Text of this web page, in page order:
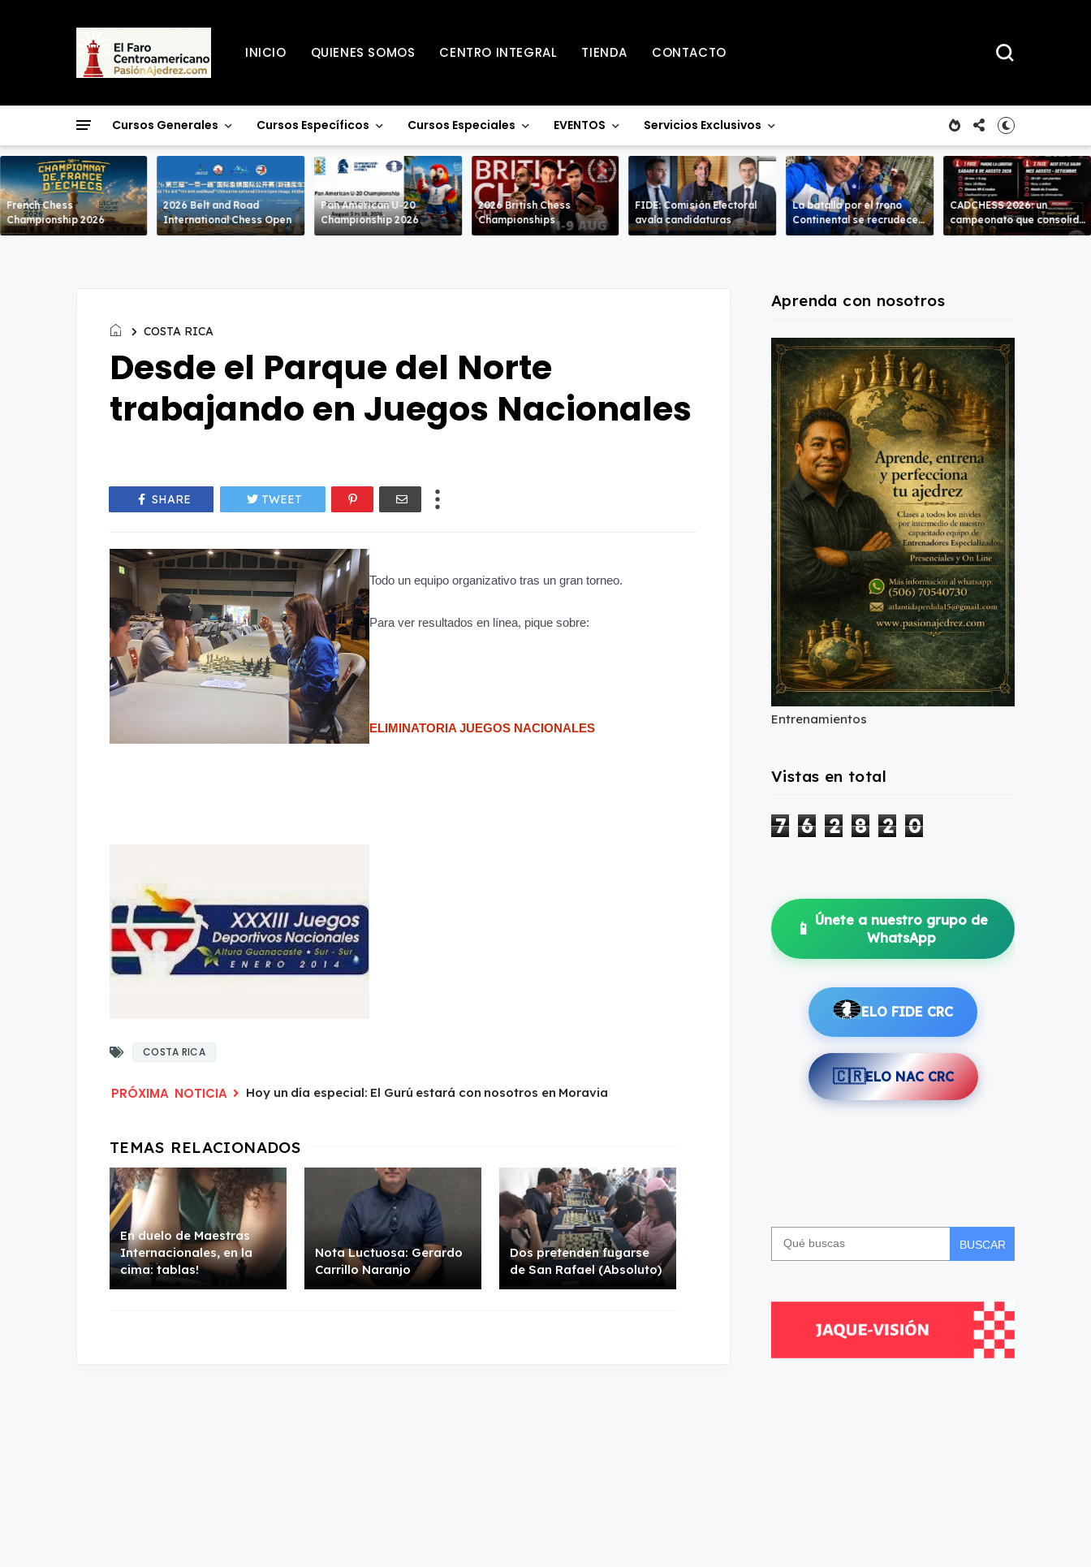
INICIO QUIENES SOMOS CENTRO INTEGRAL TIENDA CONTACTO
Cursos Generales Cursos Específicos Cursos Especiales EVENTOS Servicios Exclusivos
French Chess
Championship 2026
2026 Belt and Road
International Chess Open
Pan American U-20
Championship 2026
2026 British Chess
Championships
FIDE: Comisión Electoral
avala candidaturas
La batalla por el trono
Continental se recrudece
en la Sub-18 en ambas
CADCHESS 2026: un
campeonato que consolida
una nueva tradición en el
COSTA RICA
Desde el Parque del Norte
trabajando en Juegos Nacionales
SHARE TWEET
Todo un equipo organizativo tras un gran torneo.
Para ver resultados en línea, pique sobre:
ELIMINATORIA JUEGOS NACIONALES
COSTA RICA
Hoy un día especial: El Gurú estará con nosotros en Moravia
En duelo de Maestras
Internacionales, en la
cima: tablas!
Nota Luctuosa: Gerardo
Carrillo Naranjo
Dos pretenden fugarse
de San Rafael (Absoluto)
Aprenda con nosotros
Entrenamientos
Vistas en total
7 6 2 8 2 0
📱 Únete a nuestro grupo de
WhatsApp
ELO FIDE CRC
🇨🇷ELO NAC CRC
BUSCAR